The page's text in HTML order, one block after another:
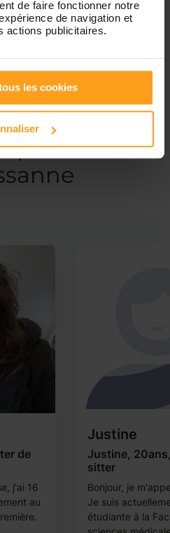
de faire fonctionner notre
de navigation et
actions publicitaires.
les cookies
proches de
de
j'ai 16
au
Justine
Justine,
sitter
Bonjour, je
Je suis
étudiante à la